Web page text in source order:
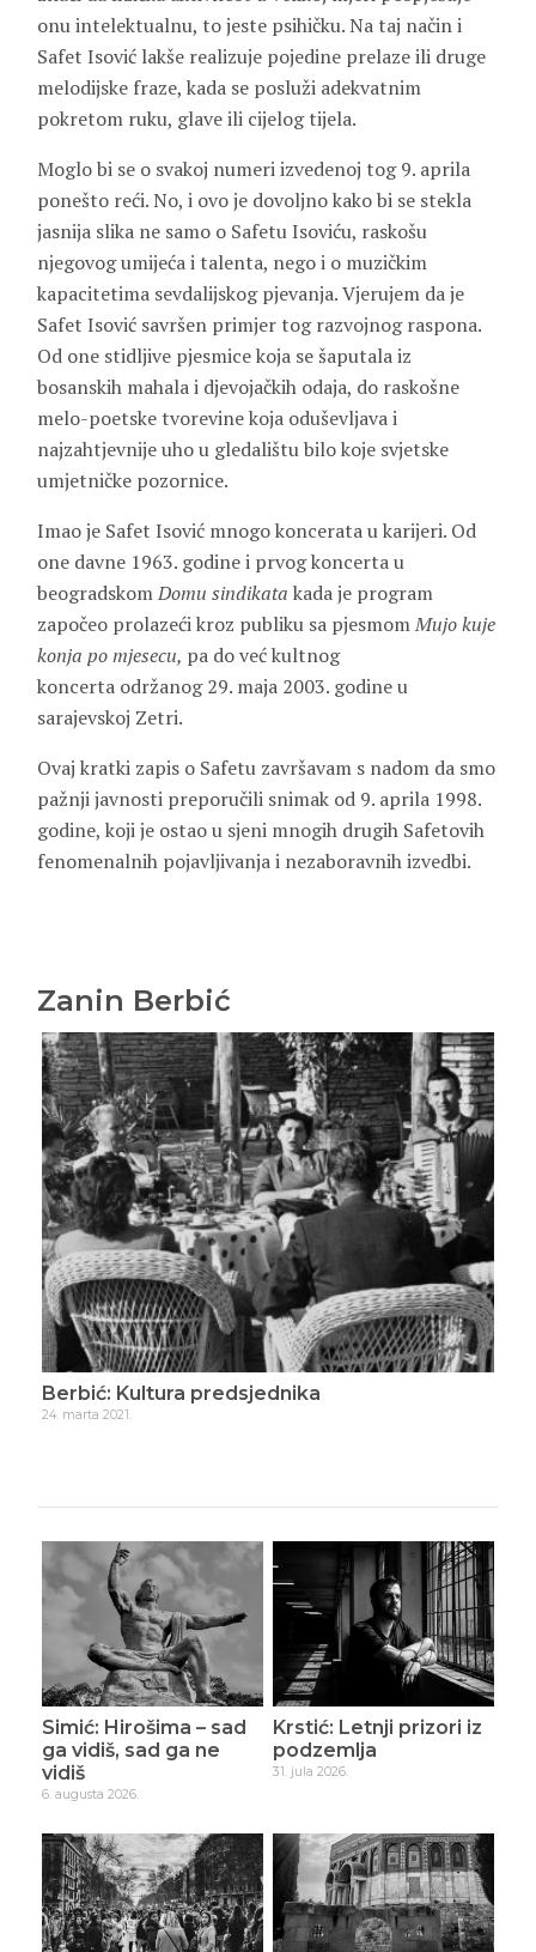
onu intelektualnu, to jeste psihičku. Na taj način i
Safet Isović lakše realizuje pojedine prelaze ili druge
melodijske fraze, kada se posluži adekvatnim
pokretom ruku, glave ili cijelog tijela.
Moglo bi se o svakoj numeri izvedenoj tog 9. aprila
ponešto reći. No, i ovo je dovoljno kako bi se stekla
jasnija slika ne samo o Safetu Isoviću, raskošu
njegovog umijeća i talenta, nego i o muzičkim
kapacitetima sevdalijskog pjevanja. Vjerujem da je
Safet Isović savršen primjer tog razvojnog raspona.
Od one stidljive pjesmice koja se šaputala iz
bosanskih mahala i djevojačkih odaja, do raskošne
melo-poetske tvorevine koja oduševljava i
najzahtjevnije uho u gledalištu bilo koje svjetske
umjetničke pozornice.
Imao je Safet Isović mnogo koncerata u karijeri. Od
one davne 1963. godine i prvog koncerta u
beogradskomDomu sindikata kada je program
započeo prolazeći kroz publiku sa pjesmomMujo kuje
konja po mjesecu, pa do već kultnog
koncerta održanog 29. maja 2003. godine u
sarajevskoj Zetri.
Ovaj kratki zapis o Safetu završavam s nadom da smo
pažnji javnosti preporučili snimak od 9. aprila 1998.
godine, koji je ostao u sjeni mnogih drugih Safetovih
fenomenalnih pojavljivanja i nezaboravnih izvedbi.
Zanin Berbić
Berbić: Ovdje i odmah
3. maja 2021.
Simić: Hirošima – sad
ga vidiš, sad ga ne
vidiš
6. augusta 2026.
Krstić: Letnji prizori iz
podzemlja
31. jula 2026.